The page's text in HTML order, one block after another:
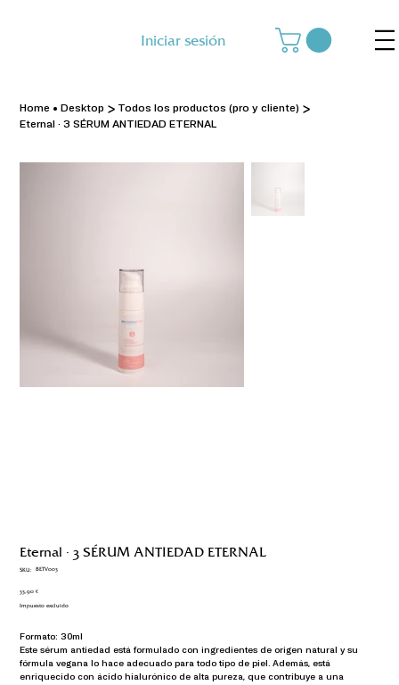
Iniciar sesión
Home • Desktop > Todos los productos (pro y cliente) >
Eternal · 3 SÉRUM ANTIEDAD ETERNAL
Eternal · 3 SÉRUM ANTIEDAD ETERNAL
SKU:
SKU
BETV003
Precio
33,90 €
Impuesto excluido
Formato: 30ml
Este sérum antiedad está formulado con ingredientes de origen natural y su
fórmula vegana lo hace adecuado para todo tipo de piel. Además, está
enriquecido con ácido hialurónico de alta pureza, que contribuye a una